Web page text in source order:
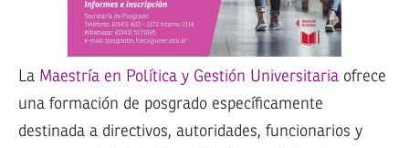
La Maestría en Política y Gestión Universitaria ofrece
una formación de posgrado específicamente
destinada a directivos, autoridades, funcionarios y